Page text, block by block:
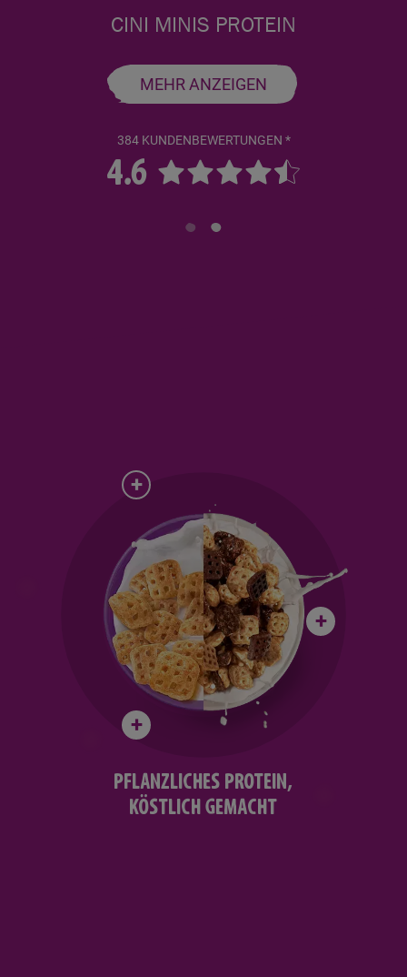
CINI MINIS PROTEIN
MEHR ANZEIGEN
384 KUNDENBEWERTUNGEN *
4.6
PFLANZLICHES PROTEIN,
KÖSTLICH GEMACHT